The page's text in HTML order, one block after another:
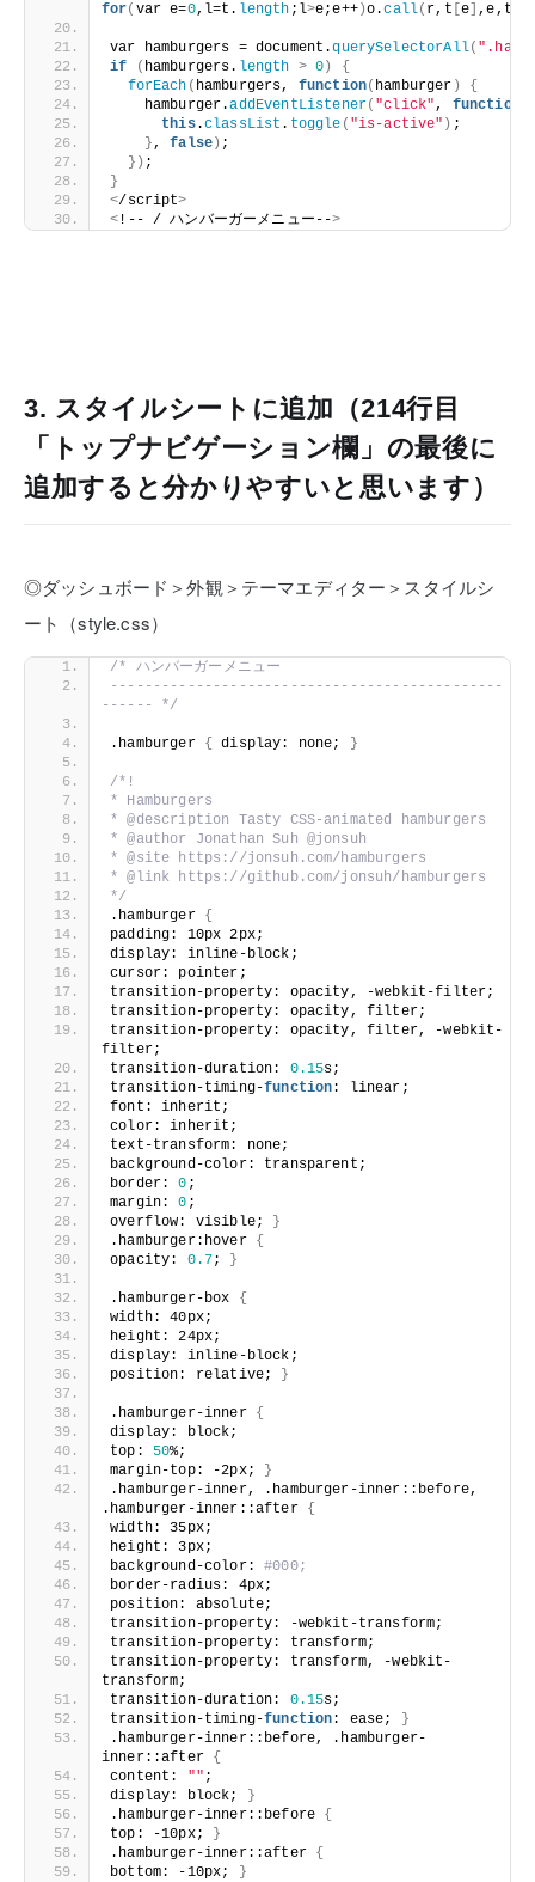
for( var e=0,l=t. length ;l>e;e++)o.call( r,t [e] ,e,t
var hamburgers = document.querySelectorAll(
if
( hamburgers. length > 0)
{
forEach ( hamburgers, function( hamburger )
{
    hamburger.
addEventListener( "click" , function
this.classList . toggle ( "is-active" ) ;
} , false) ;
}) ;
}
</script>
< !-- / ハンバーガーメニュー-->
3. スタイルシートに追加（214行目
「トップナビゲーション欄」の最後に
追加すると分かりやすいと思います）
◎ダッシュボード＞外観＞テーマエディター＞スタイルシ
ート（style.css）
/* ハンバーガーメニュー
----------------------------------------------
------ */
.hamburger { display: none; }
/*!
* Hamburgers
* @description Tasty CSS-animated hamburgers
* @author Jonathan Suh @jonsuh
* @site https://jonsuh.com/hamburgers
* @link https://github.com/jonsuh/hamburgers
*/
.hamburger {
padding: 10px 2px;
display: inline-block;
cursor: pointer;
transition-property: opacity, -webkit-filter;
transition-property: opacity, filter;
transition-property: opacity, filter, -webkit-
filter;
transition-duration: 0.15s;
transition-timing-function: linear;
font: inherit;
color: inherit;
text-transform: none;
background-color: transparent;
border: 0 ;
margin: 0 ;
overflow: visible; }
.hamburger:hover {
opacity: 0.7; }
.hamburger-box
{
width: 40px;
height: 24px;
display: inline-block;
position: relative; }
.hamburger-inner {
display: block;
top: 50%;
margin-top: -2px; }
.hamburger-inner, .hamburger-inner::before,
.hamburger-inner::after {
width: 35px;
height: 3px;
background-color: #000;
border-radius: 4px;
position: absolute;
transition-property: -webkit-transform;
transition-property: transform;
transition-property: transform, -webkit-
transform;
transition-duration: 0.15s;
transition-timing-function: ease; }
.hamburger-inner::before, .hamburger-
inner::after {
content: "" ;
display: block; }
.hamburger-inner::before {
top: -10px; }
.hamburger-inner::after {
bottom: -10px;
}